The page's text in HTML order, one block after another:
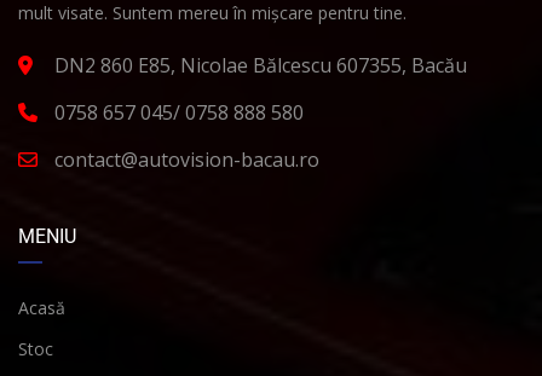
mult visate. Suntem mereu în mișcare pentru tine.
DN2 860 E85, Nicolae Bălcescu 607355, Bacău
0758 657 045/ 0758 888 580
contact@autovision-bacau.ro
MENIU
Acasă
Stoc